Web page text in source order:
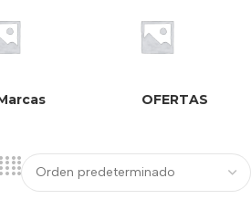
OFERTAS